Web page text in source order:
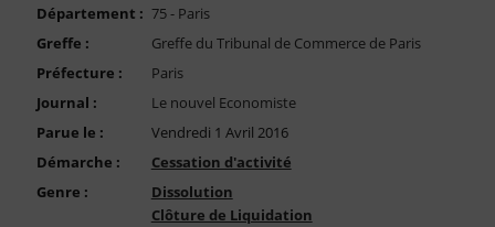
Nous Contacter
Compte PRO
Département : 75 - Paris
Greffe :
Greffe du Tribunal de Commerce de Paris
Préfecture :
Paris
Journal :
Le nouvel Economiste
Parue le :
Vendredi 1 Avril 2016
Démarche :
Cessation d'activité
Genre :
Dissolution
Clôture de Liquidation